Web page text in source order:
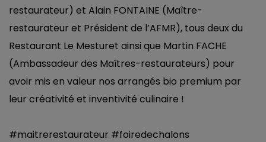
restaurateur) et Alain FONTAINE (Maître-
restaurateur et Président de l’AFMR), tous deux du
Restaurant Le Mesturet ainsi que Martin FACHE
(Ambassadeur des Maîtres-restaurateurs) pour
avoir mis en valeur nos arrangés bio premium par
leur créativité et inventivité culinaire !
#maitrerestaurateur #foiredechalons